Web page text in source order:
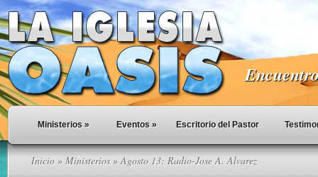
Ministerios » Eventos » Escritorio del Pastor
Inicio » Ministerios» Agosto 13: Radio-Jose A. Alvarez